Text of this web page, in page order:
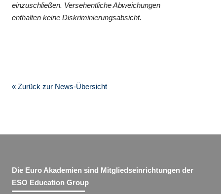
einzuschließen. Versehentliche Abweichungen
enthalten keine Diskriminierungsabsicht.
« Zurück zur News-Übersicht
Die Euro Akademien sind Mitgliedseinrichtungen der
ESO Education Group